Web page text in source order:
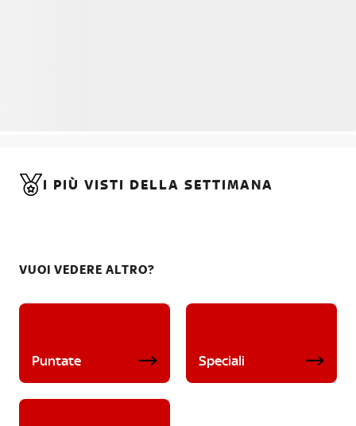
I PIÙ VISTI DELLA SETTIMANA
VUOI VEDERE ALTRO?
Puntate Speciali